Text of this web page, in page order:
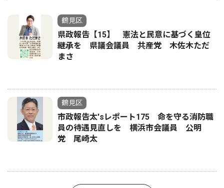
鶴見区
県政報告【15】 憲法と民意に基づく皇位
継承を 県議会議員 共産党 木佐木ただ
まさ
鶴見区
市政報告太'sレポート175 命を守る消防職
員の待遇見直しを 横浜市会議員 公明
党 尾崎太